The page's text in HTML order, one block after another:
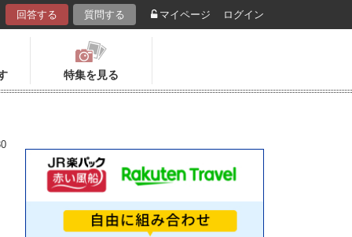
回答する 質問する マイページ ログイン
特集を見る